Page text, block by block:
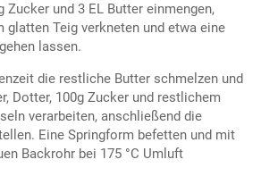
Zucker und 3 EL Butter einmengen,
glatten Teig verkneten und etwa eine
lassen.
die restliche Butter schmelzen und
Dotter, 100g Zucker und restlichem
verarbeiten, anschließend die
Eine Springform befetten und mit
Backrohr bei 175 °C Umluft